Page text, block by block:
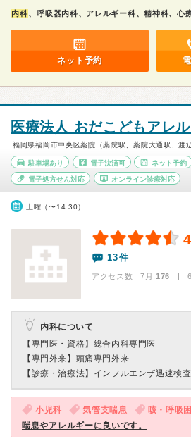
内科、呼吸器内科、アレルギー科、精神科、心
ネット予約
医療法人 おだこどもアレ
福岡県福岡市中央区薬院（薬院駅、薬院大通駅、渡
駐車場あり 電子決済可 ネット予約
電子処方せん対応 オンライン診療対応
土曜（〜14:30）
13件
アクセス数 7月:176 | 6
内科について
【専門医・資格】 総合内科専門医
【専門外来】 頭痛専門外来
【診療・治療法】 インフルエンザ迅速検査
小児科 気管支喘息 咳・呼吸
喘息やアレルギーに良いです。